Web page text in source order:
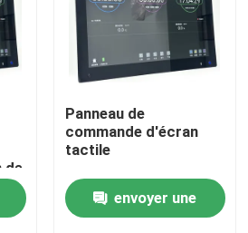
de
6
Panneau de
commande d'écran
tactile
envoyer une